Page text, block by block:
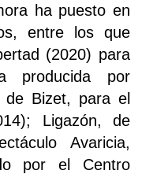
ha puesto en
entre los que
(2020) para
producida por
de Bizet, para el
Ligazón, de
Avaricia,
por el Centro